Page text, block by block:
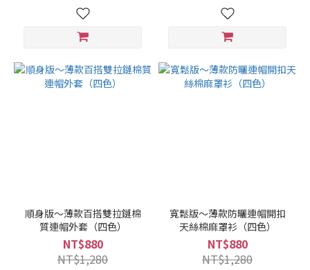
順身版～薄款百搭雙拉鏈棉
質連帽外套（四色）
NT$880
NT$1,280
寬鬆版～薄款防曬連帽開扣
天絲棉麻罩衫（四色）
NT$880
NT$1,280